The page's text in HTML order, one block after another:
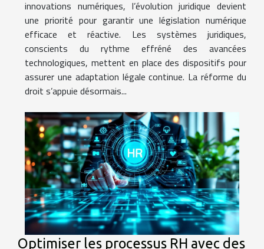
innovations numériques, l’évolution juridique devient
une priorité pour garantir une législation numérique
efficace et réactive. Les systèmes juridiques,
conscients du rythme effréné des avancées
technologiques, mettent en place des dispositifs pour
assurer une adaptation légale continue. La réforme du
droit s’appuie désormais...
Optimiser les processus RH avec des